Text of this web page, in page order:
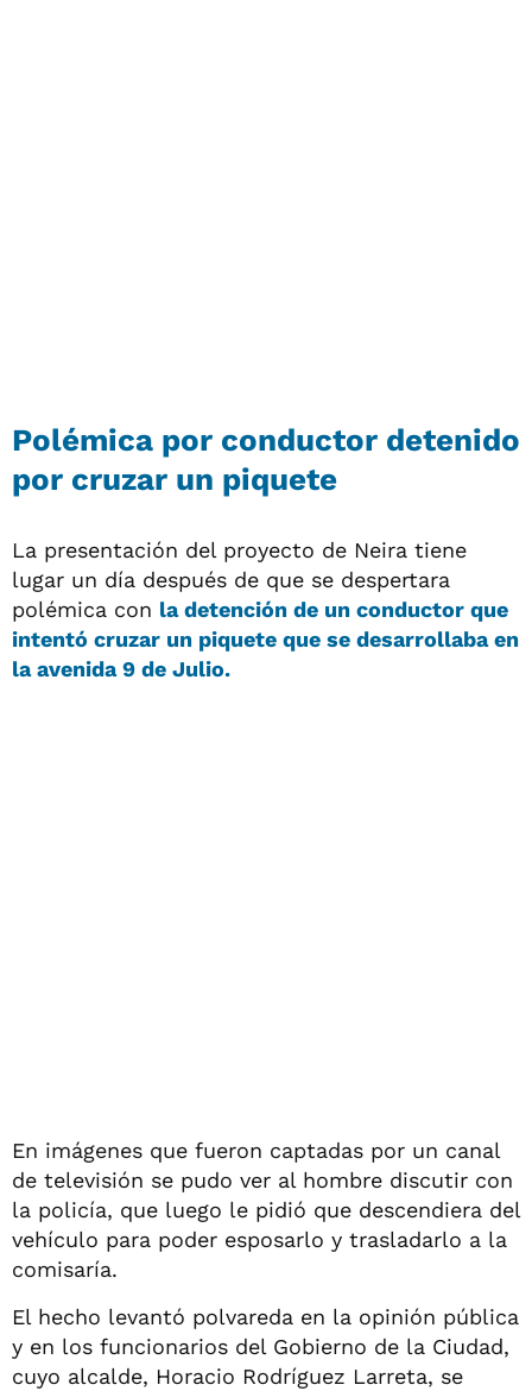
Polémica por conductor detenido
por cruzar un piquete
La presentación del proyecto de Neira tiene
lugar un día después de que se despertara
polémica con la detención de un conductor que
intentó cruzar un piquete que se desarrollaba en
la avenida 9 de Julio.
En imágenes que fueron captadas por un canal
de televisión se pudo ver al hombre discutir con
la policía, que luego le pidió que descendiera del
vehículo para poder esposarlo y trasladarlo a la
comisaría.
El hecho levantó polvareda en la opinión pública
y en los funcionarios del Gobierno de la Ciudad,
cuyo alcalde, Horacio Rodríguez Larreta, se